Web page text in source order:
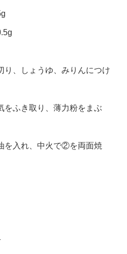
、しょうゆ、みりんにつけ
ふき取り、薄力粉をまぶ
入れ、中火で②を両面焼